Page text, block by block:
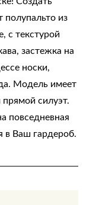
полупальто из
с текстурой
застежка на
носки,
Модель имеет
силуэт.
повседневная
в Ваш гардероб.